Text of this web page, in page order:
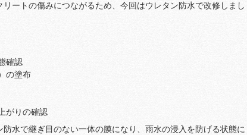
ートの傷みにつながるため、今回はウレタン防水で改修しまし
確認
の塗布
がりの確認
水で継ぎ目のない一体の膜になり、雨水の浸入を防げる状態に